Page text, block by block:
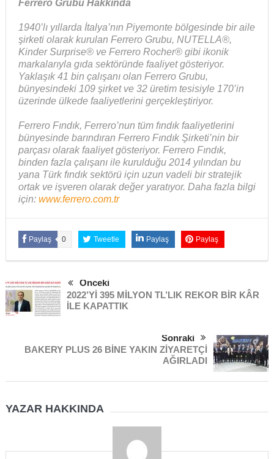
Ferrero Grubu Hakkında
1940’lı yıllarda İtalya’nın Piyemonte bölgesinde bir aile
şirketi olarak kurulan Ferrero Grubu, NUTELLA®,
Kinder Surprise® ve Ferrero Rocher® gibi ikonik
markalarıyla gıda sektöründe faaliyet gösteriyor.
Yaklaşık 41 bin çalışanı olan Ferrero Grubu,
bünyesindeki 109 şirket ve 32 üretim tesisiyle 170’in
üzerinde ülkede faaliyetlerini gerçekleştiriyor.
Ferrero Fındık, Ferrero’nun tüm fındık faaliyetlerini
bünyesinde barındıran Ferrero Fındık Şirketi’nin bir
parçası olarak faaliyet gösteriyor. Ferrero Fındık,
binden fazla çalışanı ile kurulduğu 2014 yılından bu
yana Türk fındık sektörü için uzun vadeli bir stratejik
ortak ve işveren olarak değer yaratıyor. Daha fazla bilgi
için: www.ferrero.com.tr
Paylaş 0 Tweetle Paylaş Paylaş
Önceki
2022’Yİ 395 MİLYON TL’LIK REKOR BİR KÂR
İLE KAPATTIK
Sonraki
BAKERY PLUS 26 BİNE YAKIN ZİYARETÇİ
AĞIRLADI
YAZAR HAKKINDA